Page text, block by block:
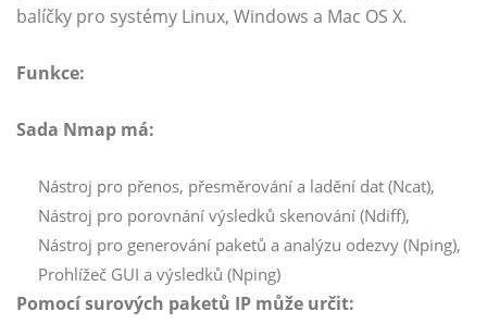
balíčky pro systémy Linux, Windows a Mac OS X.
Funkce:
Sada Nmap má:
Nástroj pro přenos, přesměrování a ladění dat (Ncat),
Nástroj pro porovnání výsledků skenování (Ndiff),
Nástroj pro generování paketů a analýzu odezvy (Nping),
Prohlížeč GUI a výsledků (Nping)
Pomocí surových paketů IP může určit: